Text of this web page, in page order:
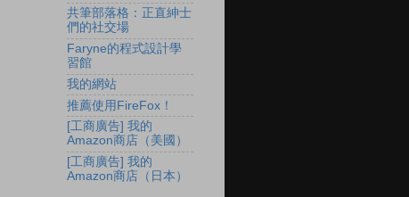
共筆部落格：正直紳士
們的社交場
Faryne的程式設計學
習館
我的網站
推薦使用FireFox！
[工商廣告] 我的
Amazon商店（美國）
[工商廣告] 我的
Amazon商店（日本）